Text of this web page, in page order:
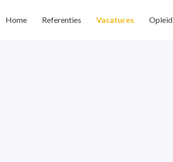
Home Referenties Vacatures